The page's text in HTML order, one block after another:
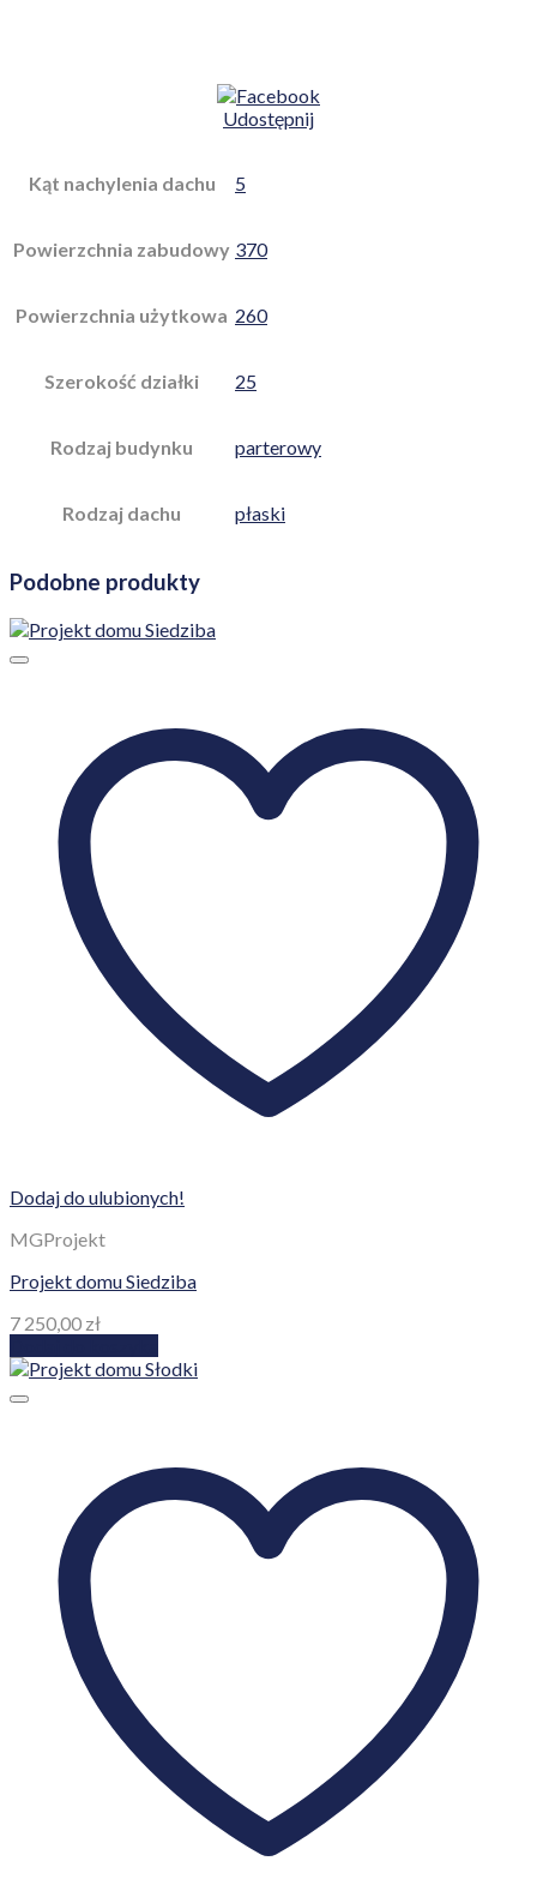
Udostępnij
Kąt nachylenia dachu 5
Powierzchnia zabudowy 370
Powierzchnia użytkowa 260
Szerokość działki 25
Rodzaj budynku parterowy
Rodzaj dachu płaski
Podobne produkty
Dodaj do ulubionych!
MGProjekt
Projekt domu Siedziba
7 250,00 zł